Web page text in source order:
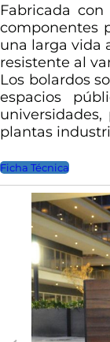
Fabricada
componentes
una larga vida
resistente al
Los bolardos
espacios
universidades,
plantas
Ficha Técnica